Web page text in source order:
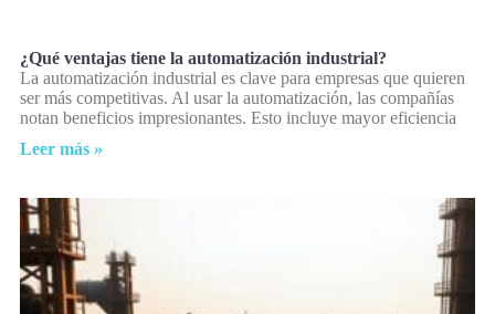
¿Qué ventajas tiene la automatización industrial?
La automatización industrial es clave para empresas que quieren
ser más competitivas. Al usar la automatización, las compañías
notan beneficios impresionantes. Esto incluye mayor eficiencia
Leer más »